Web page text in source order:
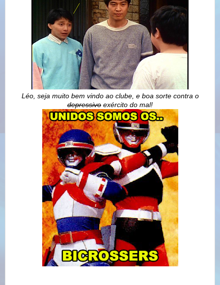
Léo, seja muito bem vindo ao clube, e boa sorte contra o
depressivo exército do mal!